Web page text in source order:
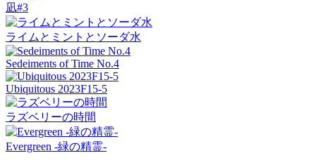
凪#3
ライムとミントとソーダ水
Sedeiments of Time No.4
Ubiquitous 2023F15-5
ラズベリーの時間
Evergreen -緑の精霊-